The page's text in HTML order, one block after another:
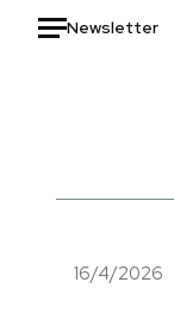
Newsletter
Italia
Politica
16/4/2026